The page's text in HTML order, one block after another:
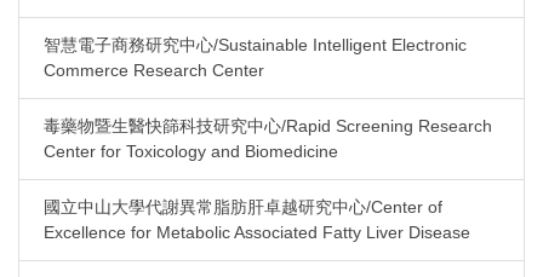
智慧電子商務研究中心/Sustainable Intelligent Electronic
Commerce Research Center
毒藥物暨生醫快篩科技研究中心/Rapid Screening Research
Center for Toxicology and Biomedicine
國立中山大學代謝異常脂肪肝卓越研究中心/Center of
Excellence for Metabolic Associated Fatty Liver Disease